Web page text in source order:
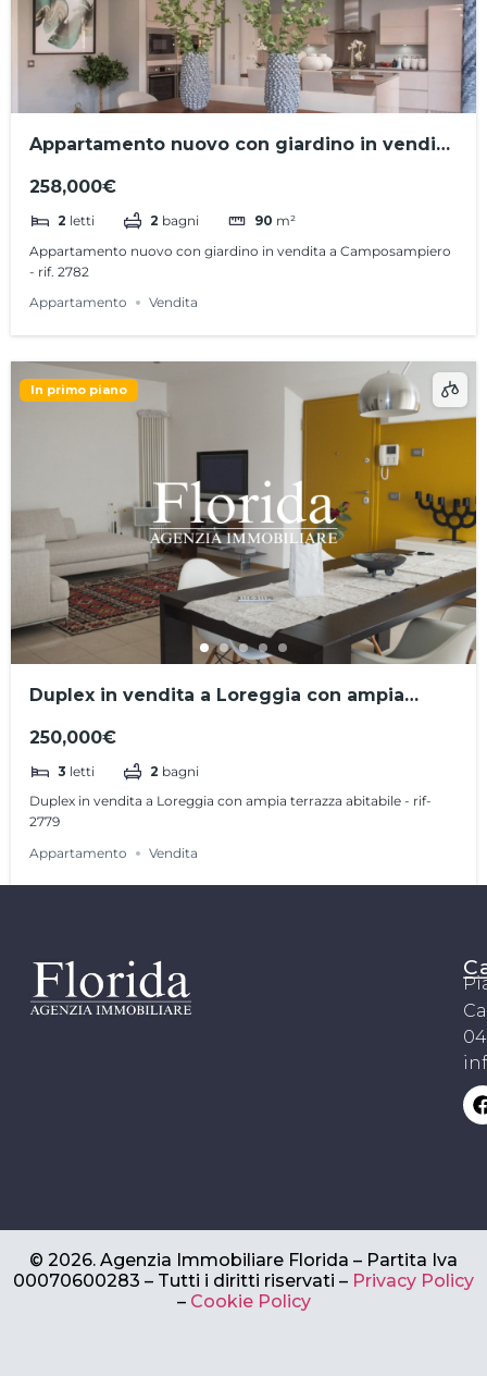
Appartamento nuovo con giardino in vendita
258,000€
2 letti 2 bagni 90 m²
Appartamento nuovo con giardino in vendita a Camposampiero
- rif. 2782
Appartamento
Vendita
In primo piano
Duplex in vendita a Loreggia con ampia
250,000€
3 letti 2 bagni
Duplex in vendita a Loreggia con ampia terrazza abitabile - rif-
2779
Appartamento
Vendita
© 2026. Agenzia Immobiliare Florida – Partita Iva
00070600283 – Tutti i diritti riservati – Privacy Policy
– Cookie Policy